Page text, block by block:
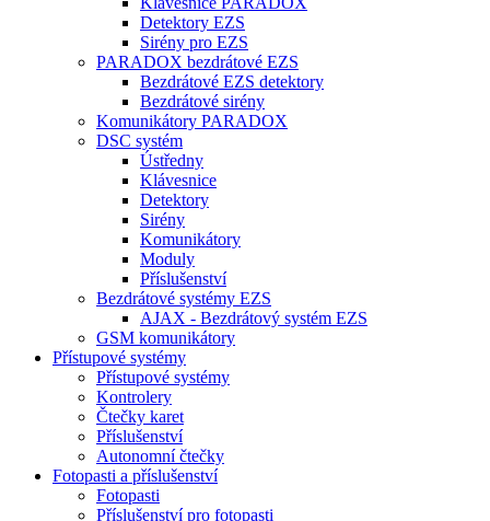
Detektory EZS
Sirény pro EZS
PARADOX bezdrátové EZS
Bezdrátové EZS detektory
Bezdrátové sirény
Komunikátory PARADOX
DSC systém
Ústředny
Klávesnice
Detektory
Sirény
Komunikátory
Moduly
Příslušenství
Bezdrátové systémy EZS
AJAX - Bezdrátový systém EZS
GSM komunikátory
Přístupové systémy
Přístupové systémy
Kontrolery
Čtečky karet
Příslušenství
Autonomní čtečky
Fotopasti a příslušenství
Fotopasti
Příslušenství pro fotopasti